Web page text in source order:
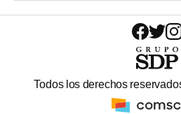
Todos los derechos